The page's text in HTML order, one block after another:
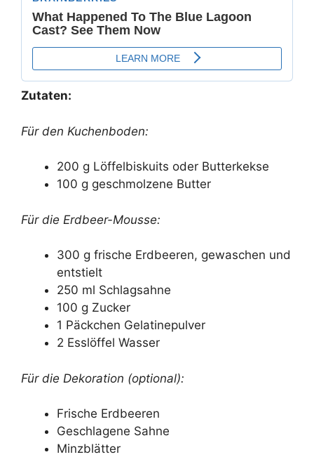
Zutaten:
Für den Kuchenboden:
200 g Löffelbiskuits oder Butterkekse
100 g geschmolzene Butter
Für die Erdbeer-Mousse:
300 g frische Erdbeeren, gewaschen und
entstielt
250 ml Schlagsahne
100 g Zucker
1 Päckchen Gelatinepulver
2 Esslöffel Wasser
Für die Dekoration (optional):
Frische Erdbeeren
Geschlagene Sahne
Minzblätter